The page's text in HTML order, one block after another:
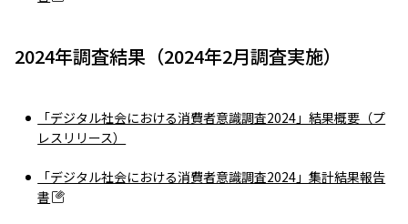
2024年調査結果（2024年2月調査実施）
「デジタル社会における消費者意識調査2024」結果概要（プ
レスリリース）
「デジタル社会における消費者意識調査2024」集計結果報告
書